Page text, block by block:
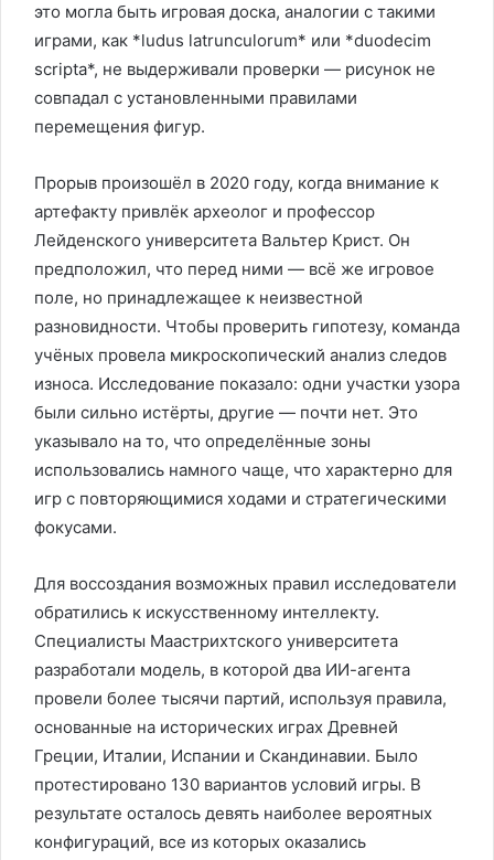
это могла быть игровая доска, аналогии с такими
играми, как *ludus latrunculorum* или *duodecim
scripta*, не выдерживали проверки — рисунок не
совпадал с установленными правилами
перемещения фигур.
Прорыв произошёл в 2020 году, когда внимание к
артефакту привлёк археолог и профессор
Лейденского университета Вальтер Крист. Он
предположил, что перед ними — всё же игровое
поле, но принадлежащее к неизвестной
разновидности. Чтобы проверить гипотезу, команда
учёных провела микроскопический анализ следов
износа. Исследование показало: одни участки узора
были сильно истёрты, другие — почти нет. Это
указывало на то, что определённые зоны
использовались намного чаще, что характерно для
игр с повторяющимися ходами и стратегическими
фокусами.
Для воссоздания возможных правил исследователи
обратились к искусственному интеллекту.
Специалисты Маастрихтского университета
разработали модель, в которой два ИИ-агента
провели более тысячи партий, используя правила,
основанные на исторических играх Древней
Греции, Италии, Испании и Скандинавии. Было
протестировано 130 вариантов условий игры. В
результате осталось девять наиболее вероятных
конфигураций, все из которых оказались